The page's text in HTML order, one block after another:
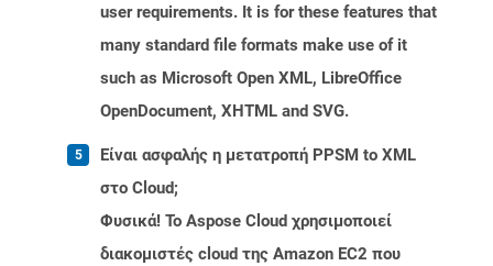
user requirements. It is for these features that
many standard file formats make use of it
such as Microsoft Open XML, LibreOffice
OpenDocument, XHTML and SVG.
Είναι ασφαλής η μετατροπή PPSM to XML
στο Cloud;
Φυσικά! Το Aspose Cloud χρησιμοποιεί
διακομιστές cloud της Amazon EC2 που